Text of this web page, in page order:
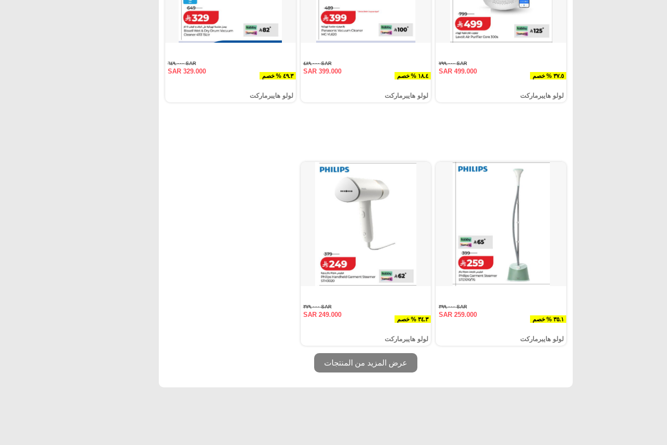
٣٧.٥ % خصم
SAR ٧٩٩.٠٠٠
SAR 499.000
لولو هايبرماركت
١٨.٤ % خصم
SAR ٤٨٩.٠٠٠
SAR 399.000
لولو هايبرماركت
٤٩.٣ % خصم
SAR ٦٤٩.٠٠٠
SAR 329.000
لولو هايبرماركت
٣٥.١ % خصم
SAR ٣٩٩.٠٠٠
SAR 259.000
لولو هايبرماركت
٣٤.٣ % خصم
SAR ٣٧٩.٠٠٠
SAR 249.000
لولو هايبرماركت
عرض المزيد من المنتجات